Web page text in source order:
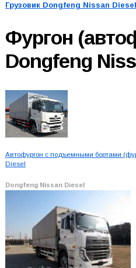
Грузовик Dongfeng Nissan Diesel
Фургон
Dongfeng
Автофургон с подъемными бортами
Diesel
Dongfeng Nissan Diesel